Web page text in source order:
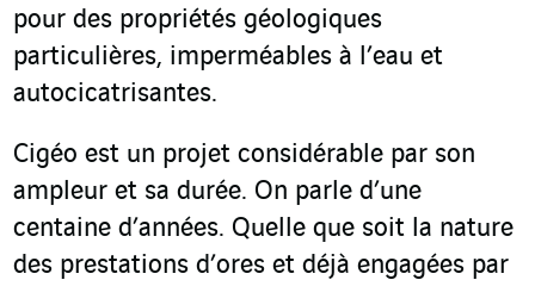
pour des propriétés géologiques
particulières, imperméables à l’eau et
autocicatrisantes.
Cigéo est un projet considérable par son
ampleur et sa durée. On parle d’une
centaine d’années. Quelle que soit la nature
des prestations d’ores et déjà engagées par